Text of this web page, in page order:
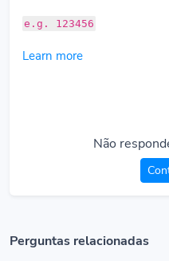
e.g. 123456
Learn more
Não
Perguntas relacionadas